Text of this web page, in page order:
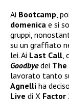
Ai Bootcamp,
domenica e si
gruppi,
su un graffiato
lei. Ai Last Call,
Goodbyedei
lavorato tanto
Agnelli ha
Live di X Factor